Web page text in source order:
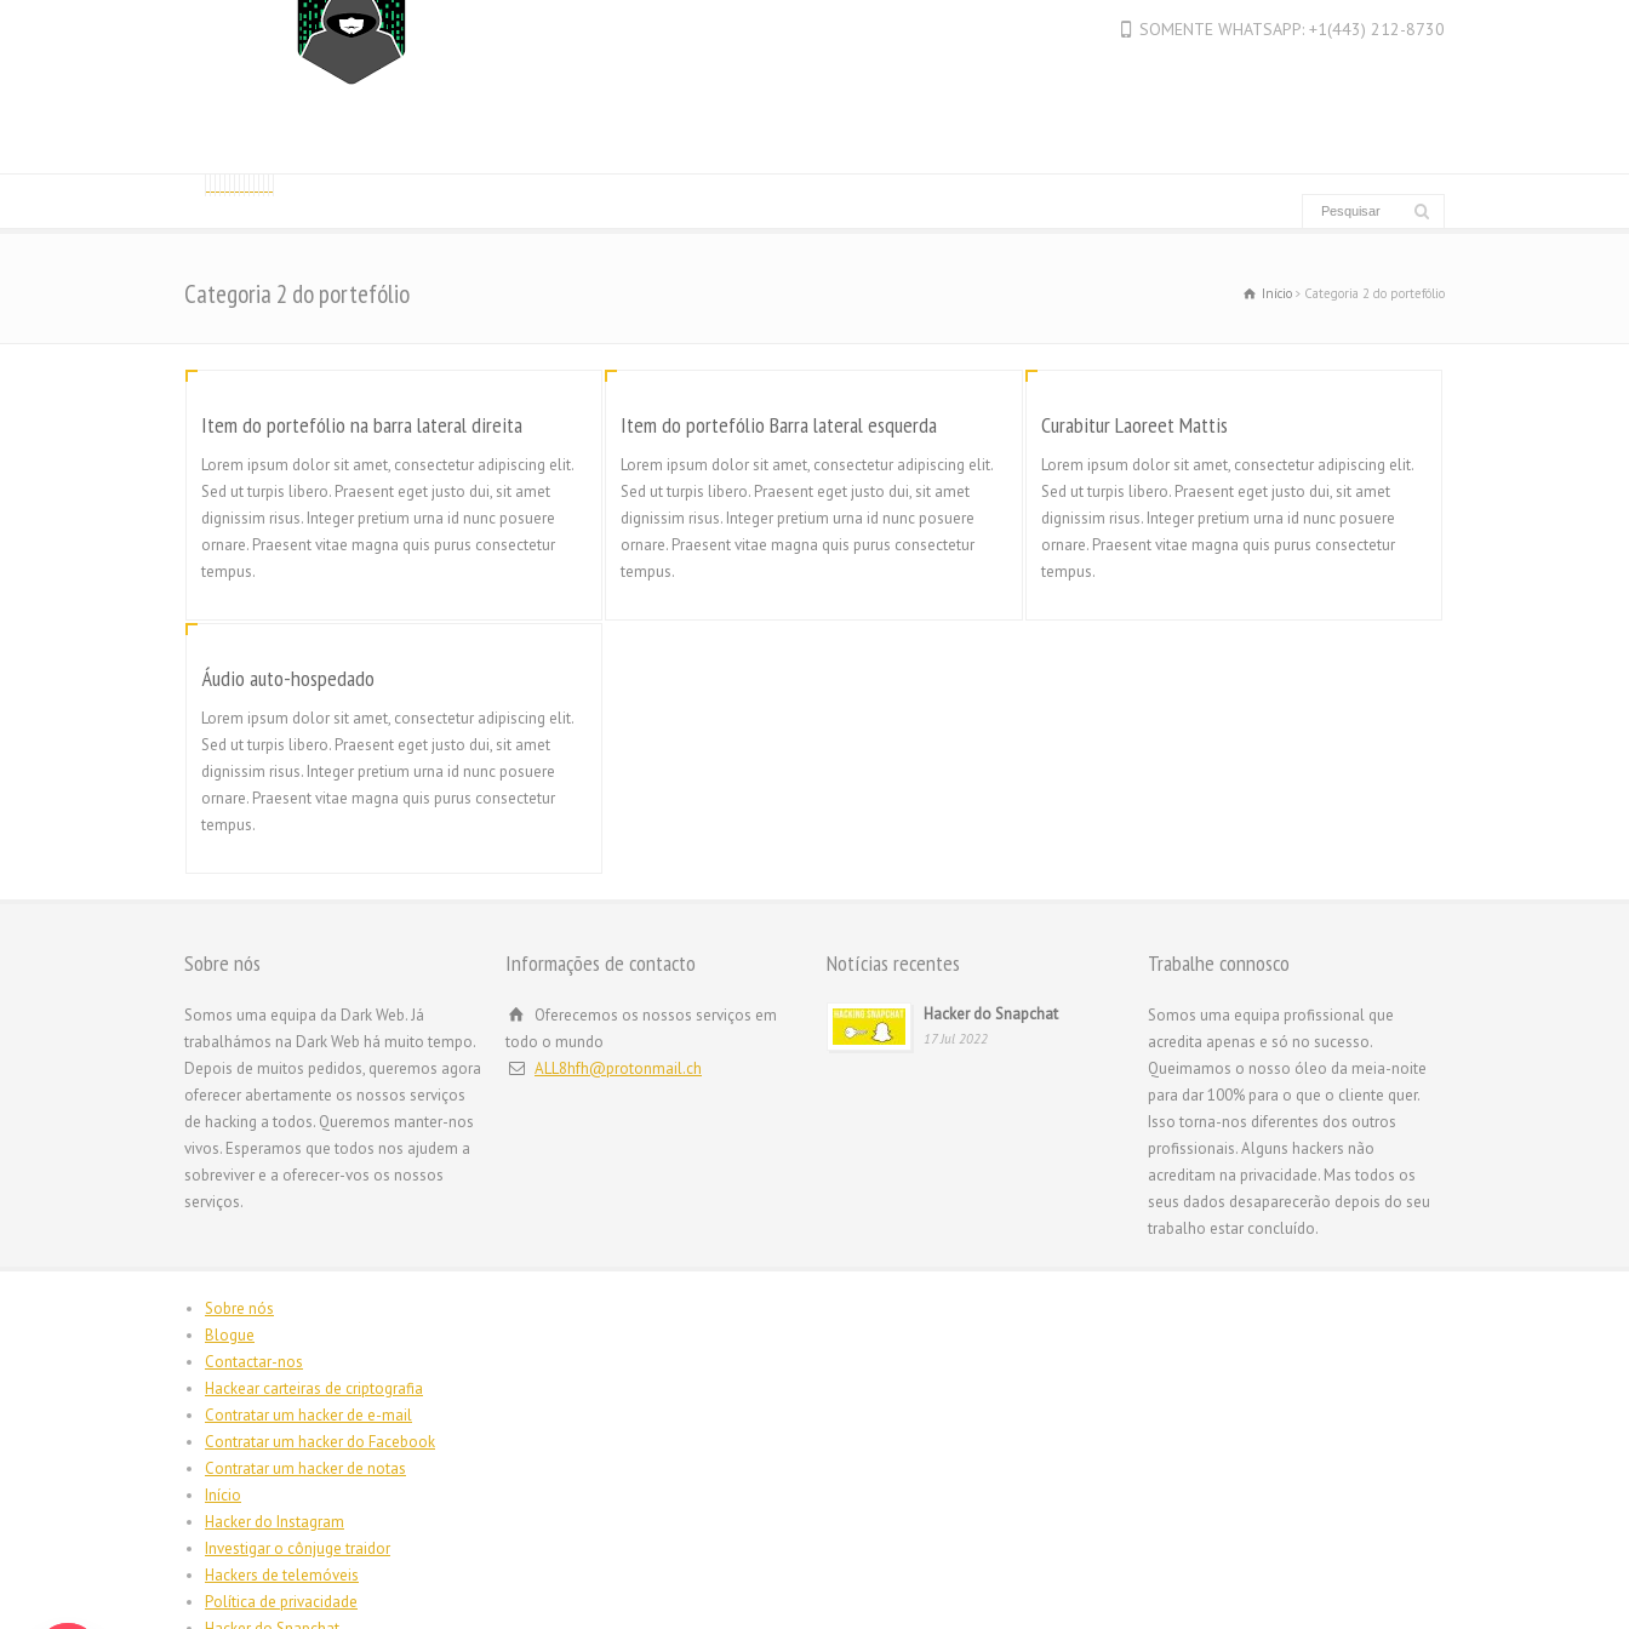
SOMENTE WHATSAPP: +1(443) 212-8730
Categoria 2 do portefólio Início Categoria 2 do portefólio
Item do portefólio na barra lateral direita
Lorem ipsum dolor sit amet, consectetur adipiscing elit.
Sed ut turpis libero. Praesent eget justo dui, sit amet
dignissim risus. Integer pretium urna id nunc posuere
ornare. Praesent vitae magna quis purus consectetur
tempus.
Item do portefólio Barra lateral esquerda
Lorem ipsum dolor sit amet, consectetur adipiscing elit.
Sed ut turpis libero. Praesent eget justo dui, sit amet
dignissim risus. Integer pretium urna id nunc posuere
ornare. Praesent vitae magna quis purus consectetur
tempus.
Curabitur Laoreet Mattis
Lorem ipsum dolor sit amet, consectetur adipiscing elit.
Sed ut turpis libero. Praesent eget justo dui, sit amet
dignissim risus. Integer pretium urna id nunc posuere
ornare. Praesent vitae magna quis purus consectetur
tempus.
Áudio auto-hospedado
Lorem ipsum dolor sit amet, consectetur adipiscing elit.
Sed ut turpis libero. Praesent eget justo dui, sit amet
dignissim risus. Integer pretium urna id nunc posuere
ornare. Praesent vitae magna quis purus consectetur
tempus.
Sobre nós
Somos uma equipa da Dark Web. Já
trabalhámos na Dark Web há muito tempo.
Depois de muitos pedidos, queremos agora
oferecer abertamente os nossos serviços
de hacking a todos. Queremos manter-nos
vivos. Esperamos que todos nos ajudem a
sobreviver e a oferecer-vos os nossos
serviços.
Informações de contacto
Oferecemos os nossos serviços em
todo o mundo
ALL8hfh@protonmail.ch
Notícias recentes
Hacker do Snapchat
17 Jul 2022
Trabalhe connosco
Somos uma equipa profissional que
acredita apenas e só no sucesso.
Queimamos o nosso óleo da meia-noite
para dar 100% para o que o cliente quer.
Isso torna-nos diferentes dos outros
profissionais. Alguns hackers não
acreditam na privacidade. Mas todos os
seus dados desaparecerão depois do seu
trabalho estar concluído.
Sobre nós
Blogue
Contactar-nos
Hackear carteiras de criptografia
Contratar um hacker de e-mail
Contratar um hacker do Facebook
Contratar um hacker de notas
Início
Hacker do Instagram
Investigar o cônjuge traidor
Hackers de telemóveis
Política de privacidade
日本語
Polski
Română